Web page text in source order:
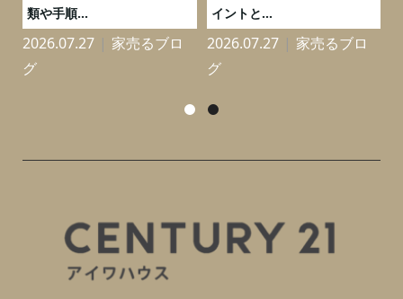
類や手順...
2026.07.27
家売るブロ
グ
イントと...
2026.07.27
家売るブロ
グ